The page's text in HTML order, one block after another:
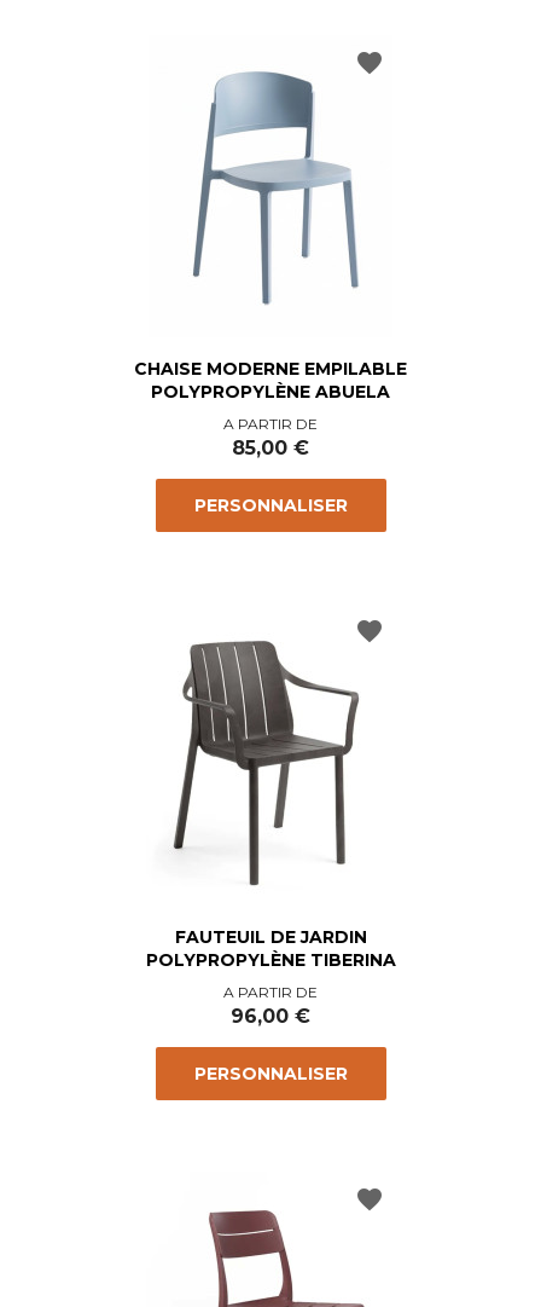
CHAISE MODERNE EMPILABLE
POLYPROPYLÈNE ABUELA
Prix
A PARTIR DE
85,00 €
PERSONNALISER
favorite
FAUTEUIL DE JARDIN
POLYPROPYLÈNE TIBERINA
Prix
A PARTIR DE
96,00 €
PERSONNALISER
favorite
favorite